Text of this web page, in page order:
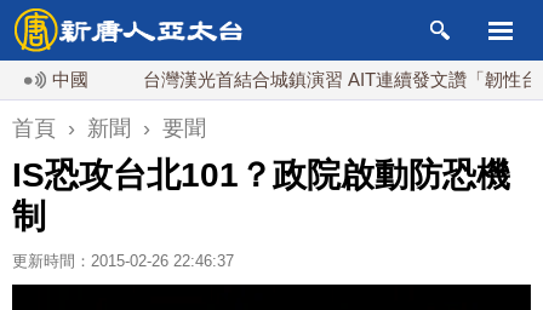
國 台灣漢光首結合城鎮演習 AIT連續發文讚「韌性台灣」
首頁 › 新聞 › 要聞
IS恐攻台北101？政院啟動防恐機
制
更新時間：2015-02-26 22:46:37